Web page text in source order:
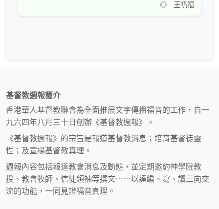
◎ 王礽福
基督教週報簡介
香港華人基督教聯會為全面推展文字傳播福音的工作，自一
九六四年八月三十日創辦《基督教週報》。
《基督教週報》的宗旨是報道基督教消息；培育基督徒靈
性；及宣揚基督教真理。
週報內容包括報道教會消息及動態，並定期邀約神學院教
授、教會牧師、信徒領袖等撰文⋯⋯以達編、寫、讀三向交
流的功能，一同見證福音真理。